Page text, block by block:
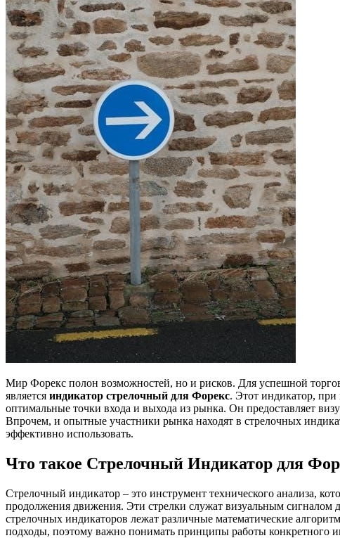
Мир Форекс полон возможностей, но и рисков. Для успешной
является индикатор стрелочный для Форекс. Этот индикатор, при
оптимальные точки входа и выхода из рынка. Он предоставляет
Впрочем, и опытные участники рынка находят в стрелочных
эффективно использовать.
Что такое Стрелочный Индикатор для
Стрелочный индикатор – это инструмент технического анализа,
продолжения движения. Эти стрелки служат визуальным сигналом
стрелочных индикаторов лежат различные математические
подходы, поэтому важно понимать принципы работы конкретного